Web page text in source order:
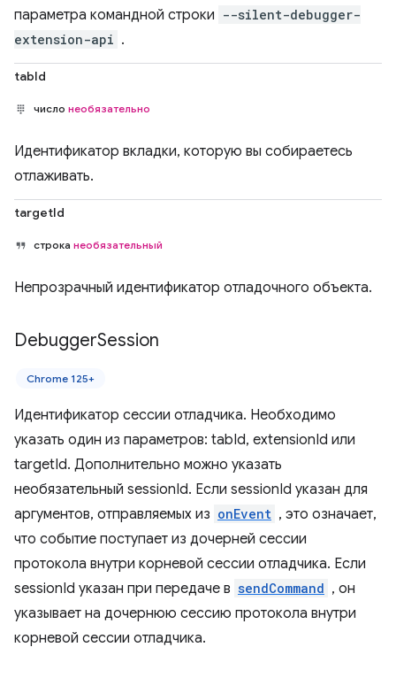
параметра командной строки --silent-debugger-
extension-api .
tabId
число необязательно
Идентификатор вкладки, которую вы собираетесь
отлаживать.
targetId
строка необязательный
Непрозрачный идентификатор отладочного объекта.
DebuggerSession
Chrome 125+
Идентификатор сессии отладчика. Необходимо
указать один из параметров: tabId, extensionId или
targetId. Дополнительно можно указать
необязательный sessionId. Если sessionId указан для
аргументов, отправляемых из onEvent , это означает,
что событие поступает из дочерней сессии
протокола внутри корневой сессии отладчика. Если
sessionId указан при передаче в sendCommand , он
указывает на дочернюю сессию протокола внутри
корневой сессии отладчика.